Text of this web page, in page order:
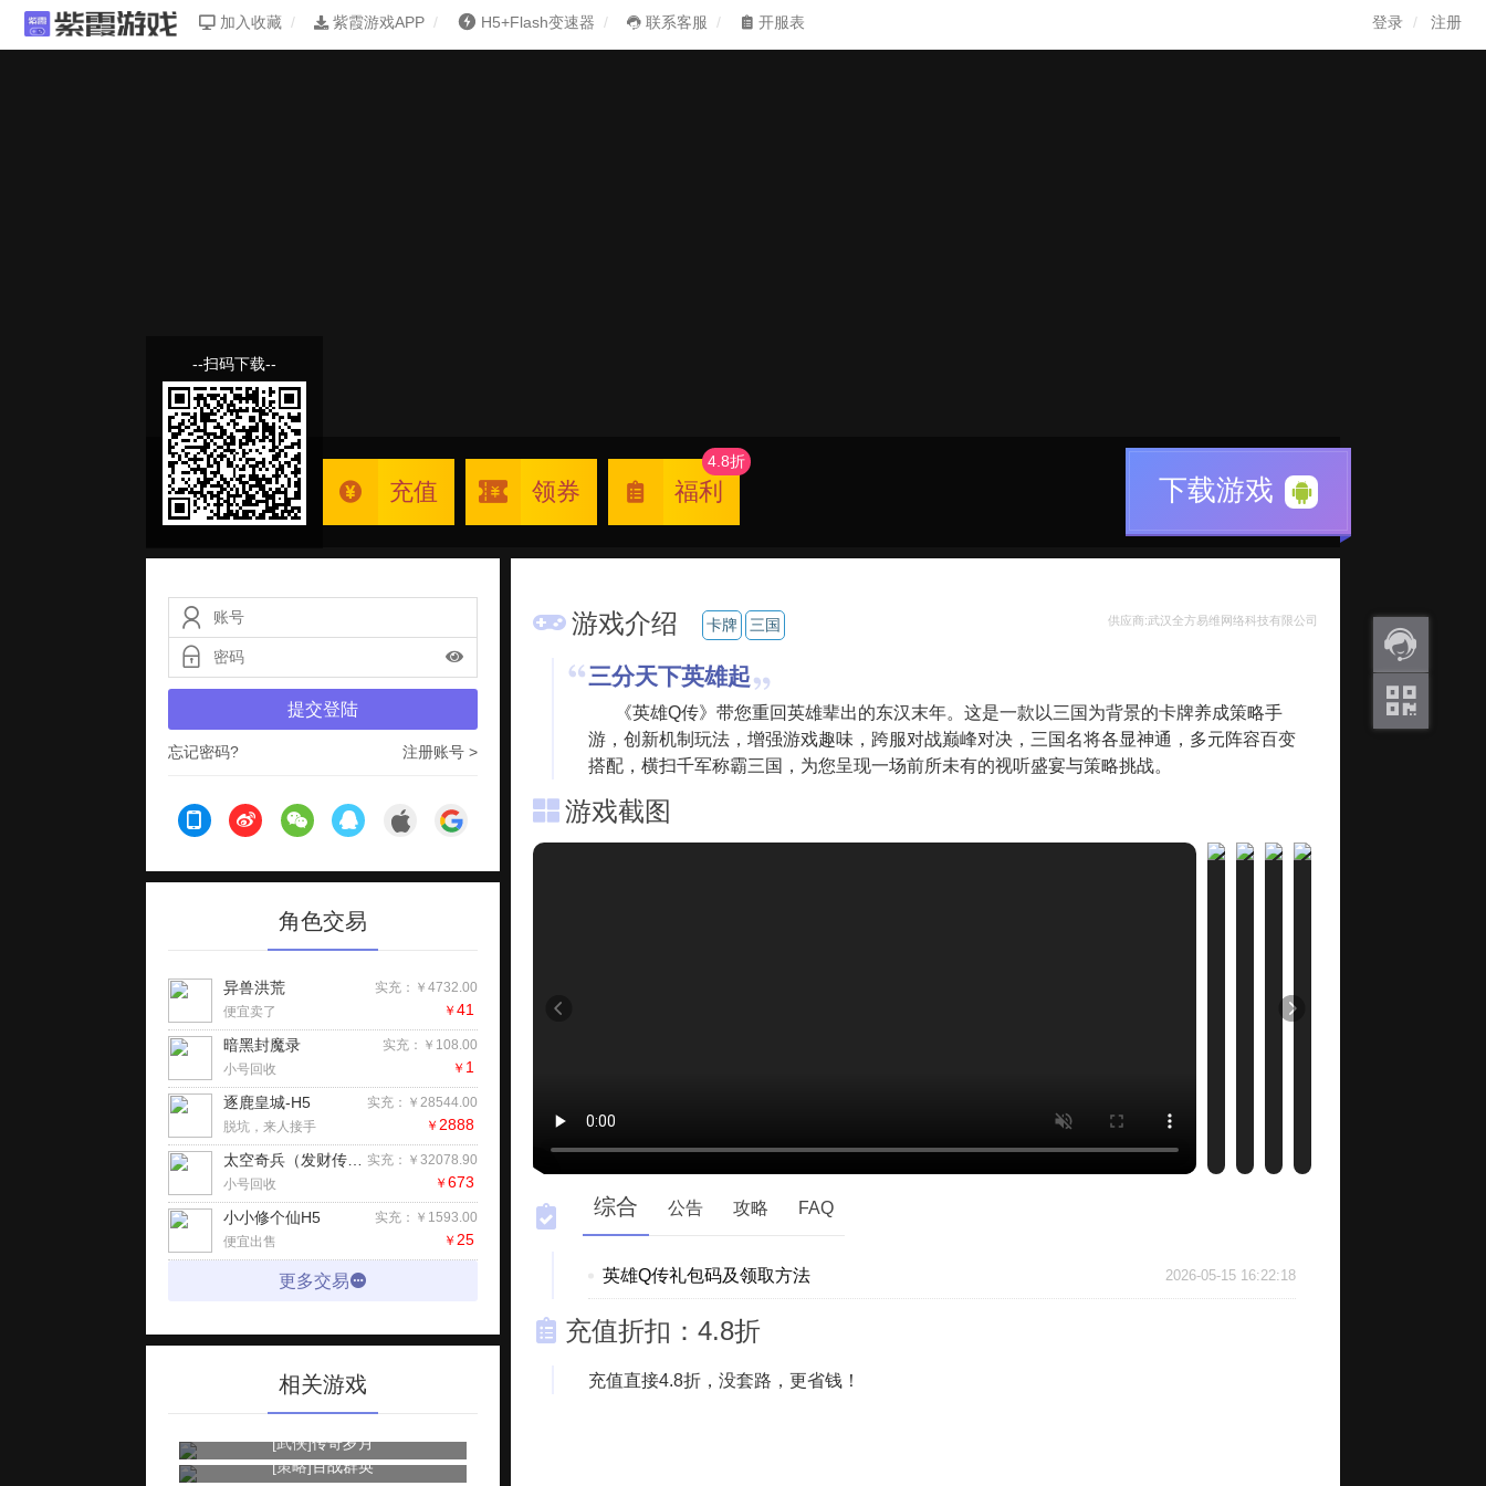
加入收藏 紫霞游戏APP H5+Flash变速器 联系客服 开服表 登录 注册
充值 领券 福利
4.8折
下载游戏
--扫码下载--
提交登陆
忘记密码? 注册账号 >
角色交易
实充：￥4732.00
异兽洪荒
便宜卖了 ￥ 41
实充：￥108.00
暗黑封魔录
小号回收 ￥ 1
实充：￥28544.00
逐鹿皇城-H5
脱坑，来人接手 ￥ 2888
实充：￥32078.90
太空奇兵（发财传奇3.5折）手游
小号回收 ￥ 673
实充：￥1593.00
小小修个仙H5
便宜出售 ￥ 25
更多交易
相关游戏
[武侠]传奇岁月
[策略]百战群英
游戏介绍 卡牌 三国 供应商:武汉全方易维网络科技有限公司
三分天下英雄起
《英雄Q传》带您重回英雄辈出的东汉末年。这是一款以三国为背景的卡牌养成策略手
游，创新机制玩法，增强游戏趣味，跨服对战巅峰对决，三国名将各显神通，多元阵容百变
搭配，横扫千军称霸三国，为您呈现一场前所未有的视听盛宴与策略挑战。
游戏截图
综合 公告 攻略 FAQ
2026-05-15 16:22:18
英雄Q传礼包码及领取方法
充值折扣：4.8折
充值直接4.8折，没套路，更省钱！
返利
咨询